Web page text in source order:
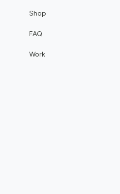
Shop
FAQ
Work